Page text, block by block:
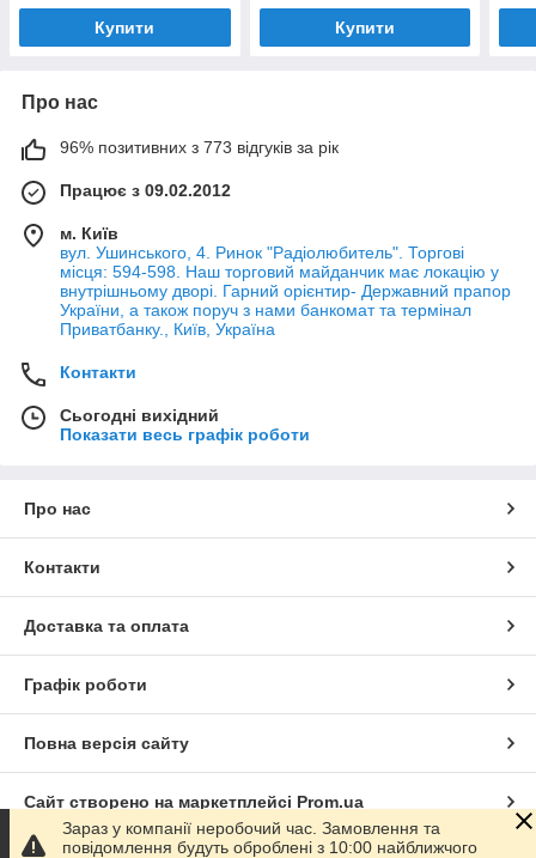
Купити Купити
Про нас
96% позитивних з 773 відгуків за рік
Працює з 09.02.2012
м. Київ
вул. Ушинського, 4. Ринок "Радіолюбитель". Торгові
місця: 594-598. Наш торговий майданчик має локацію у
внутрішньому дворі. Гарний орієнтир- Державний прапор
України, а також поруч з нами банкомат та термінал
Приватбанку., Київ, Україна
Контакти
Сьогодні вихідний
Показати весь графік роботи
Про нас
Контакти
Доставка та оплата
Графік роботи
Повна версія сайту
Сайт створено на маркетплейсі Prom.ua
Зараз у компанії неробочий час. Замовлення та
повідомлення будуть оброблені з 10:00 найближчого